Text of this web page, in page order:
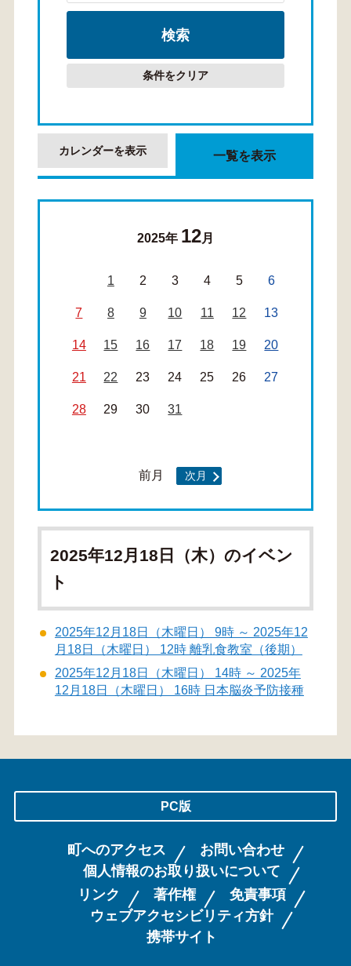
条件をクリア
カレンダーを表示 一覧を表示
2025年 12月
1 2 3 4 5 6
7 8 9 10 11 12 13
14 15 16 17 18 19 20
21 22 23 24 25 26 27
28 29 30 31
前月 次月
2025年12月18日（木）のイベン
ト
2025年12月18日（木曜日） 9時 ～ 2025年12
月18日（木曜日） 12時 離乳食教室（後期）
2025年12月18日（木曜日） 14時 ～ 2025年
12月18日（木曜日） 16時 日本脳炎予防接種
PC版
町へのアクセス
お問い合わせ
個人情報のお取り扱いについて
リンク
著作権
免責事項
ウェブアクセシビリティ方針
携帯サイト